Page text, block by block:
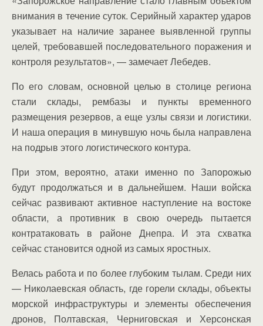
внимания в течение суток. Серийный характер ударов
указывает на наличие заранее выявленной группы
целей, требовавшей последовательного поражения и
контроля результатов», — замечает Лебедев.
По его словам, основной целью в столице региона
стали склады, рембазы и пункты временного
размещения резервов, а еще узлы связи и логистики.
И наша операция в минувшую ночь была направлена
на подрыв этого логистического контура.
При этом, вероятно, атаки именно по Запорожью
будут продолжаться и в дальнейшем. Наши войска
сейчас развивают активное наступление на востоке
области, а противник в свою очередь пытается
контратаковать в районе Днепра. И эта схватка
сейчас становится одной из самых яростных.
Велась работа и по более глубоким тылам. Среди них
— Николаевская область, где горели склады, объекты
морской инфраструктуры и элементы обеспечения
дронов, Полтавская, Черниговская и Херсонская